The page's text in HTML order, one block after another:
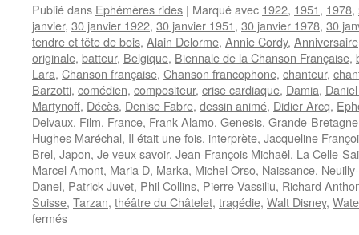
Publié dans Ephémères rides | Marqué avec 1922, 1951, 1978,
janvier, 30 janvier 1922, 30 janvier 1951, 30 janvier 1978, 30
tendre et tête de bois, Alain Delorme, Annie Cordy, Anniversaire
originale, batteur, Belgique, Biennale de la Chanson Française,
Lara, Chanson française, Chanson francophone, chanteur,
Barzotti, comédien, compositeur, crise cardiaque, Damia,
Martynoff, Décès, Denise Fabre, dessin animé, Didier Arcq,
Delvaux, Film, France, Frank Alamo, Genesis, Grande-Bretagne
Hughes Maréchal, Il était une fois, interprète, Jacqueline
Brel, Japon, Je veux savoir, Jean-François Michaël, La Celle-
Marcel Amont, Maria D, Marka, Michel Orso, Naissance,
Danel, Patrick Juvet, Phil Collins, Pierre Vassiliu, Richard
Suisse, Tarzan, théâtre du Châtelet, tragédie, Walt Disney,
ferméssur